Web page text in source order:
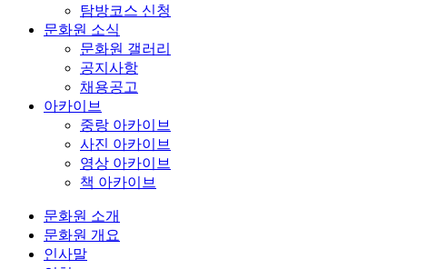
탐방코스 신청
문화원 소식
문화원 갤러리
공지사항
채용공고
아카이브
중랑 아카이브
사진 아카이브
영상 아카이브
책 아카이브
문화원 소개
문화원 개요
인사말